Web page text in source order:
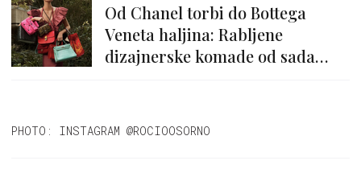
Od Chanel torbi do Bottega
Veneta haljina: Rabljene
dizajnerske komade od sada
PHOTO: INSTAGRAM @ROCIOOSORNO